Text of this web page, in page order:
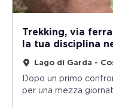
Trekking, via
la tua disciplina
Lago di Garda -
Dopo un primo
per una mezza